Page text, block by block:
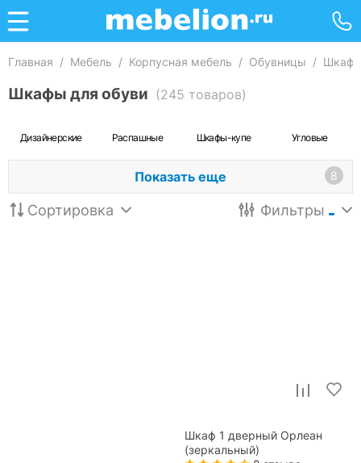
Главная / Мебель / Корпусная мебель / Обувницы /
Шкафы для обуви (245 товаров)
Дизайнерские Распашные Шкафы-купе Угловые
Показать еще 8
Сортировка Фильтры
Шкаф 1 дверный Орлеан
(зеркальный)